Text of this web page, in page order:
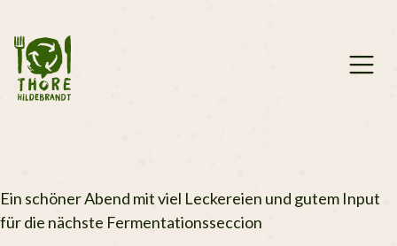
Inhalt
springen
Ein schöner Abend mit viel Leckereien und gutem Input
für die nächste Fermentationsseccion